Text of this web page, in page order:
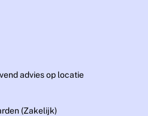
advies op locatie
(Zakelijk)